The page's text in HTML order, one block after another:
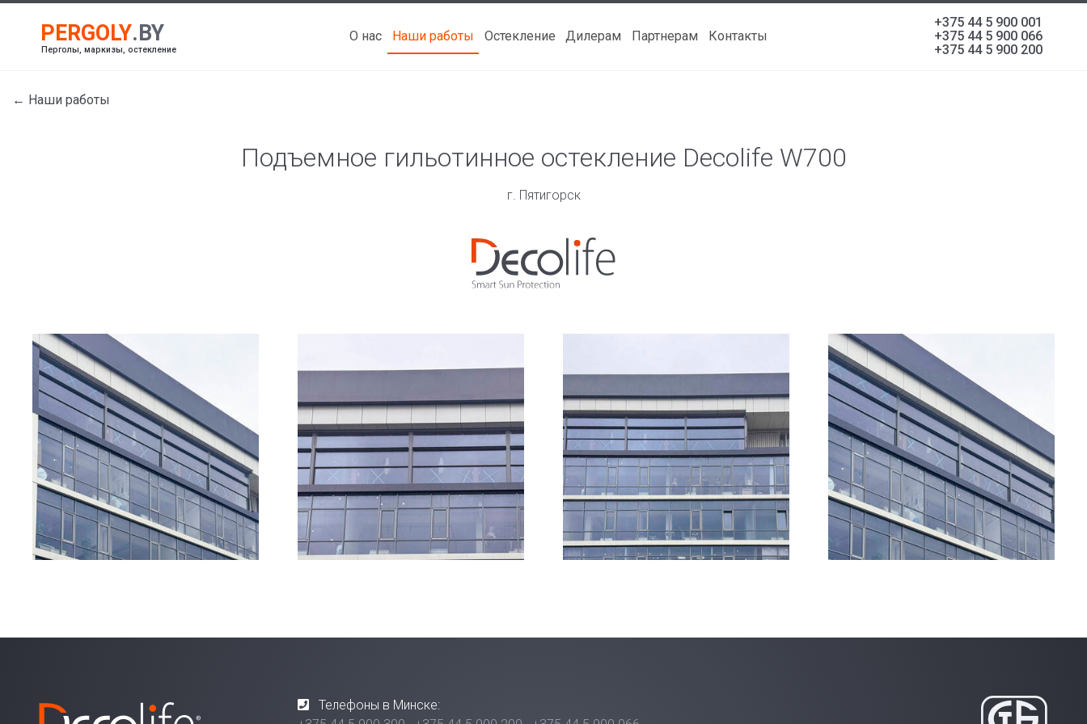
Перголы, маркизы, остекление
О нас Наши работы Остекление Дилерам Партнерам Контакты
+375 44 5 900 001
+375 44 5 900 066
+375 44 5 900 200
← Наши работы
Подъемное гильотинное остекление Decolife W700
г. Пятигорск
Телефоны в Минске: